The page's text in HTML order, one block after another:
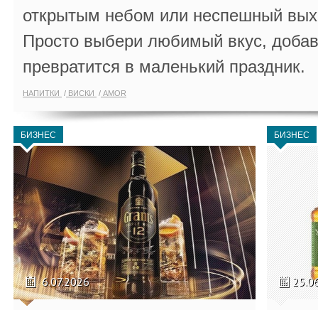
открытым небом или неспешный
Просто выбери любимый вкус,
превратится в маленький праздник.
НАПИТКИ ВИСКИ AMOR
БИЗНЕС
6.07.2026
БИЗНЕС